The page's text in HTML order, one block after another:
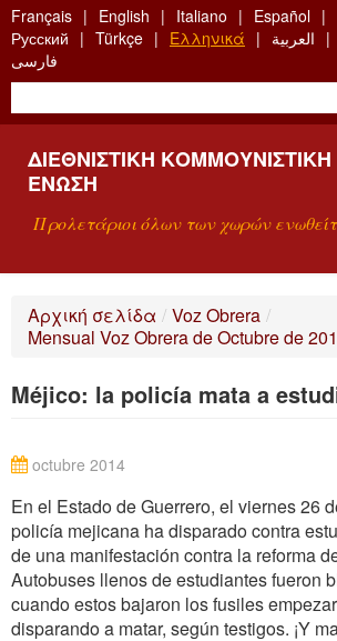
Skip
to
main
content
Français English Italiano Español
Русский
Türkçe Ελληνικά العربية
فارسی
ΔΙΕΘΝΙΣΤΙΚΉ ΚΟΜΜΟΥΝΙΣΤΙΚΉ
ΈΝΩΣΗ
Προλετάριοι όλων των χωρών
ΤΙ ΕΊΝΑΙ Η ΔKΕ;
ΑΝΑΖΉΤΗΣΗ
Αρχική σελίδα / Voz Obrera /
Mensual Voz Obrera de Octubre de
Méjico: la policía mata a
octubre 2014
En el Estado de Guerrero, el viernes 26
policía mejicana ha disparado contra
de una manifestación contra la reforma
Autobuses llenos de estudiantes fueron
cuando estos bajaron los fusiles
disparando a matar, según testigos. ¡Y